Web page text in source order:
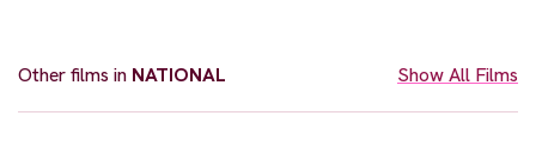
Other films in NATIONAL Show All Films